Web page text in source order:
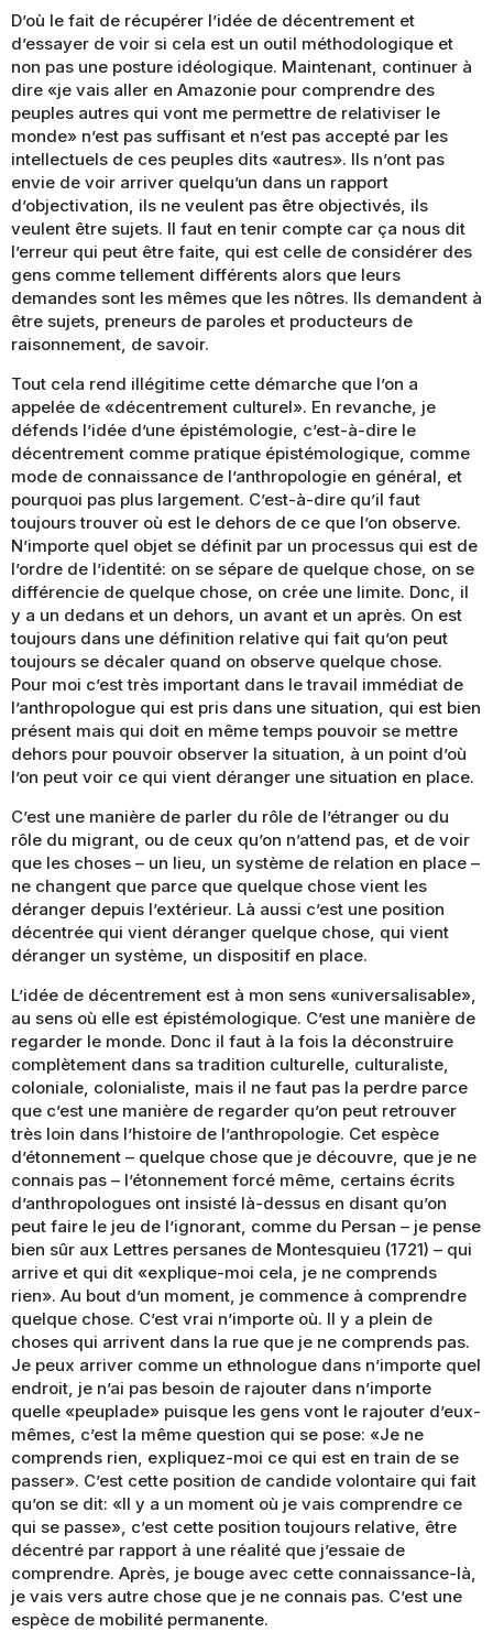
D’où le fait de récupérer l’idée de décentrement et
d’essayer de voir si cela est un outil méthodologique et
non pas une posture idéologique. Maintenant, continuer à
dire «je vais aller en Amazonie pour comprendre des
peuples autres qui vont me permettre de relativiser le
monde» n’est pas suffisant et n’est pas accepté par les
intellectuels de ces peuples dits «autres». Ils n’ont pas
envie de voir arriver quelqu’un dans un rapport
d’objectivation, ils ne veulent pas être objectivés, ils
veulent être sujets. Il faut en tenir compte car ça nous dit
l’erreur qui peut être faite, qui est celle de considérer des
gens comme tellement différents alors que leurs
demandes sont les mêmes que les nôtres. Ils demandent à
être sujets, preneurs de paroles et producteurs de
raisonnement, de savoir.
Tout cela rend illégitime cette démarche que l’on a
appelée de «décentrement culturel». En revanche, je
défends l’idée d’une épistémologie, c’est-à-dire le
décentrement comme pratique épistémologique, comme
mode de connaissance de l’anthropologie en général, et
pourquoi pas plus largement. C’est-à-dire qu’il faut
toujours trouver où est le dehors de ce que l’on observe.
N’importe quel objet se définit par un processus qui est de
l’ordre de l’identité: on se sépare de quelque chose, on se
différencie de quelque chose, on crée une limite. Donc, il
y a un dedans et un dehors, un avant et un après. On est
toujours dans une définition relative qui fait qu’on peut
toujours se décaler quand on observe quelque chose.
Pour moi c’est très important dans le travail immédiat de
l’anthropologue qui est pris dans une situation, qui est bien
présent mais qui doit en même temps pouvoir se mettre
dehors pour pouvoir observer la situation, à un point d’où
l’on peut voir ce qui vient déranger une situation en place.
C’est une manière de parler du rôle de l’étranger ou du
rôle du migrant, ou de ceux qu’on n’attend pas, et de voir
que les choses – un lieu, un système de relation en place –
ne changent que parce que quelque chose vient les
déranger depuis l’extérieur. Là aussi c’est une position
décentrée qui vient déranger quelque chose, qui vient
déranger un système, un dispositif en place.
L’idée de décentrement est à mon sens «universalisable»,
au sens où elle est épistémologique. C’est une manière de
regarder le monde. Donc il faut à la fois la déconstruire
complètement dans sa tradition culturelle, culturaliste,
coloniale, colonialiste, mais il ne faut pas la perdre parce
que c’est une manière de regarder qu’on peut retrouver
très loin dans l’histoire de l’anthropologie. Cet espèce
d’étonnement – quelque chose que je découvre, que je ne
connais pas – l’étonnement forcé même, certains écrits
d’anthropologues ont insisté là-dessus en disant qu’on
peut faire le jeu de l’ignorant, comme du Persan – je pense
bien sûr aux Lettres persanes de Montesquieu (1721) – qui
arrive et qui dit «explique-moi cela, je ne comprends
rien». Au bout d’un moment, je commence à comprendre
quelque chose. C’est vrai n’importe où. Il y a plein de
choses qui arrivent dans la rue que je ne comprends pas.
Je peux arriver comme un ethnologue dans n’importe quel
endroit, je n’ai pas besoin de rajouter dans n’importe
quelle «peuplade» puisque les gens vont le rajouter d’eux-
mêmes, c’est la même question qui se pose: «Je ne
comprends rien, expliquez-moi ce qui est en train de se
passer». C’est cette position de candide volontaire qui fait
qu’on se dit: «Il y a un moment où je vais comprendre ce
qui se passe», c’est cette position toujours relative, être
décentré par rapport à une réalité que j’essaie de
comprendre. Après, je bouge avec cette connaissance-là,
je vais vers autre chose que je ne connais pas. C’est une
espèce de mobilité permanente.